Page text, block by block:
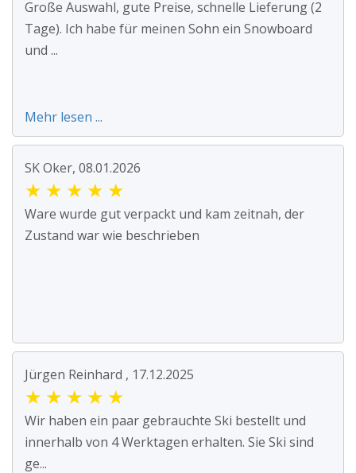
Große Auswahl, gute Preise, schnelle Lieferung (2
Tage). Ich habe für meinen Sohn ein Snowboard
und ...
Mehr lesen ...
SK Oker, 08.01.2026
★ ★ ★ ★ ★
Ware wurde gut verpackt und kam zeitnah, der
Zustand war wie beschrieben
Jürgen Reinhard , 17.12.2025
★ ★ ★ ★ ★
Wir haben ein paar gebrauchte Ski bestellt und
innerhalb von 4 Werktagen erhalten. Sie Ski sind
ge...